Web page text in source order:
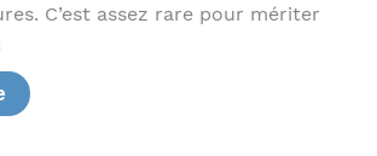
C’est assez rare pour mériter